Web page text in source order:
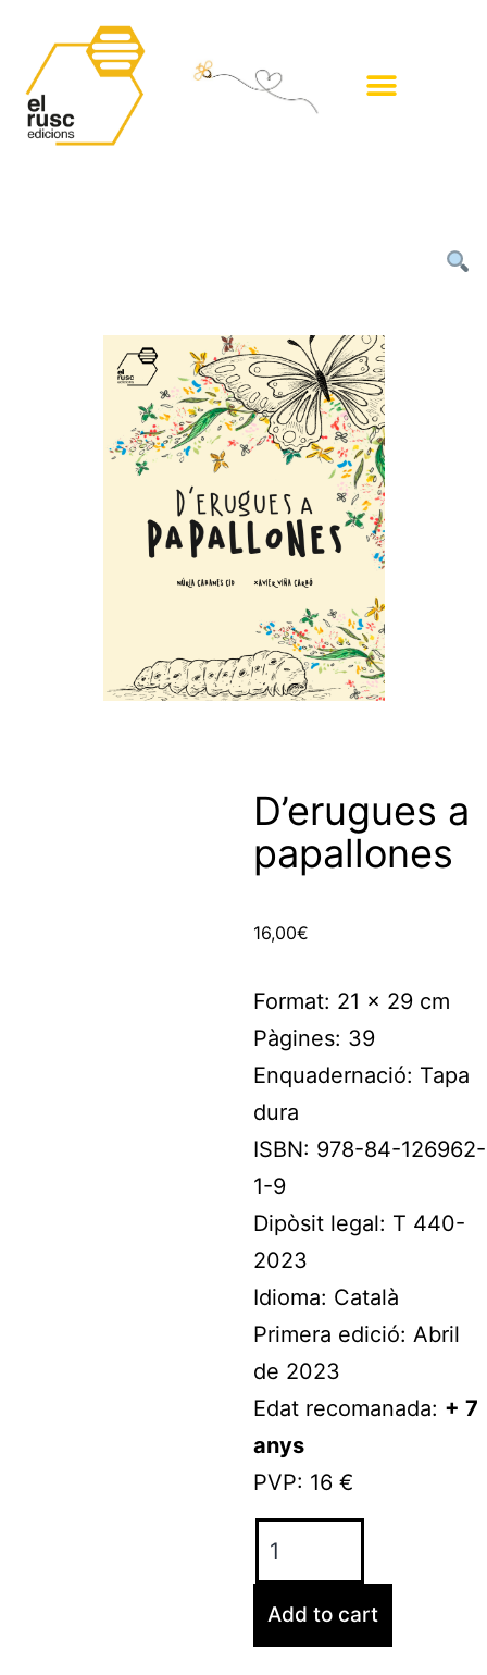
D’erugues a
papallones
16,00€
Format: 21 x 29 cm
Pàgines: 39
Enquadernació: Tapa
dura
ISBN: 978-84-126962-
1-9
Dipòsit legal: T 440-
2023
Idioma: Català
Primera edició: Abril
de 2023
Edat recomanada: + 7
anys
PVP: 16 €
Add to cart